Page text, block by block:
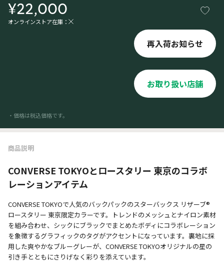
¥22,000
オンラインストア在庫：
再入荷お知らせ
お取り扱い店舗
・価格は税込価格です。
商品説明
CONVERSE TOKYOとロースタリー 東京のコラボ
レーションアイテム
CONVERSE TOKYOで人気のバックパックのスターバックス リザーブ®
ロースタリー 東京限定カラーです。トレンドのメッシュとナイロン素材
を組み合わせ、シックにブラックでまとめたボディにコラボレーション
を象徴するグラフィックのタグがアクセントになっています。裏地に採
用した爽やかなブルーグレーが、CONVERSE TOKYOオリジナルの星の
引き手とともにさりげなく彩りを添えています。